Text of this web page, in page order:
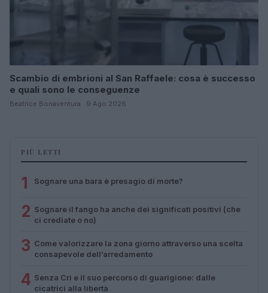
Scambio di embrioni al San Raffaele: cosa è successo
e quali sono le conseguenze
Beatrice Bonaventura · 9 Ago 2026
PIÙ LETTI
1 Sognare una bara è presagio di morte?
2 Sognare il fango ha anche dei significati positivi (che
ci crediate o no)
3 Come valorizzare la zona giorno attraverso una scelta
consapevole dell’arredamento
4 Senza Cri e il suo percorso di guarigione: dalle
cicatrici alla libertà